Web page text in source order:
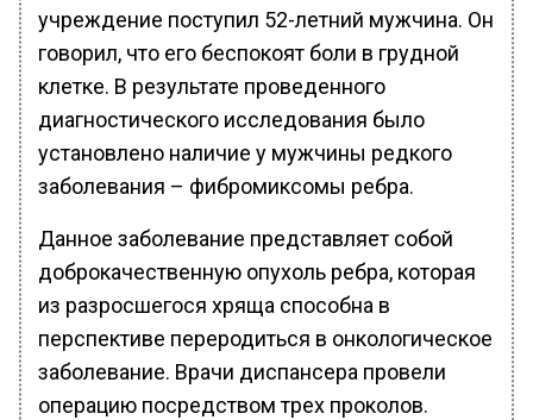
учреждение поступил 52-летний мужчина. Он
говорил, что его беспокоят боли в грудной
клетке. В результате проведенного
диагностического исследования было
установлено наличие у мужчины редкого
заболевания – фибромиксомы ребра.
Данное заболевание представляет собой
доброкачественную опухоль ребра, которая
из разросшегося хряща способна в
перспективе переродиться в онкологическое
заболевание. Врачи диспансера провели
операцию посредством трех проколов.